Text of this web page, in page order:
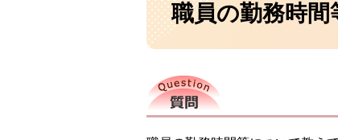
職員の勤務時間
質問